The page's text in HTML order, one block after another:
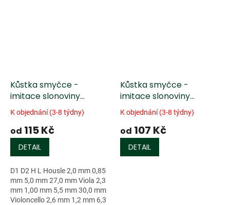
Kůstka smyčce -
imitace slonoviny
(proklad eben)
K objednání (3-8 týdny)
od 115 Kč
DETAIL
D1 D2 H L Housle 2,0 mm 0,85
mm 5,0 mm 27,0 mm Viola 2,3
mm 1,00 mm 5,5 mm 30,0 mm
Violoncello 2,6 mm 1,2 mm 6,3
Kůstka smyčce -
imitace slonoviny
(proklad fíbr)
K objednání (3-8 týdny)
od 107 Kč
DETAIL